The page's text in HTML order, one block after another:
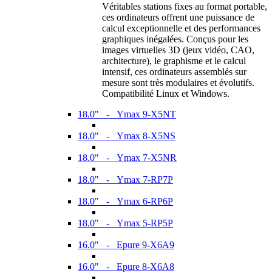
Véritables stations fixes au format portable,
ces ordinateurs offrent une puissance de
calcul exceptionnelle et des performances
graphiques inégalées. Conçus pour les
images virtuelles 3D (jeux vidéo, CAO,
architecture), le graphisme et le calcul
intensif, ces ordinateurs assemblés sur
mesure sont très modulaires et évolutifs.
Compatibilité Linux et Windows.
18.0" - Ymax 9-X5NT
18.0" - Ymax 8-X5NS
18.0" - Ymax 7-X5NR
18.0" - Ymax 7-RP7P
18.0" - Ymax 6-RP6P
18.0" - Ymax 5-RP5P
16.0" - Epure 9-X6A9
16.0" - Epure 8-X6A8